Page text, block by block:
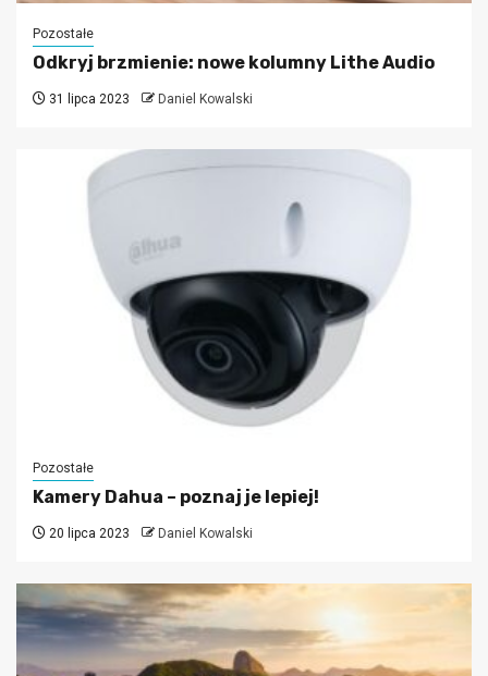
Pozostałe
Odkryj brzmienie: nowe kolumny Lithe Audio
31 lipca 2023 Daniel Kowalski
Pozostałe
Kamery Dahua – poznaj je lepiej!
20 lipca 2023 Daniel Kowalski